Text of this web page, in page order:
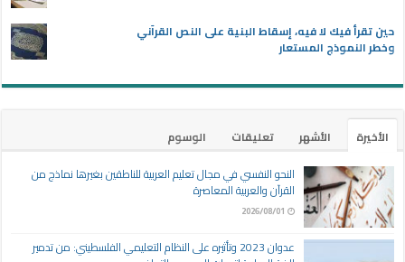
حين تقرأ فيك لا فيه، إسقاط البنية على النص القرآني
وخطر النموذج المستعار
الأخيرة الأشهر تعليقات
الوسوم
النحو النفسي في مجال تعليم العربية للناطقين بغيرها نماذج من
القرآن والعربية المعاصرة
2026/08/01
عدوان 2023 وتأثيره على النظام التعليمي الفلسطيني: من تدمير